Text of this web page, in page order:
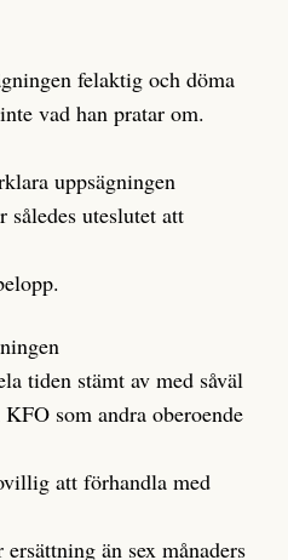
felaktig och döma
vad han pratar om.
uppsägningen
uteslutet att
tiden stämt av med såväl
som andra oberoende
att förhandla med
än sex månaders